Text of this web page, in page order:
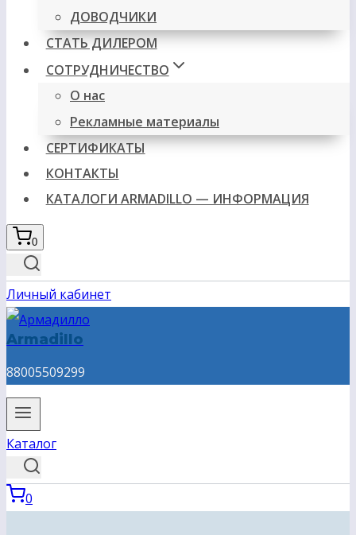
ДОВОДЧИКИ
СТАТЬ ДИЛЕРОМ
СОТРУДНИЧЕСТВО
О нас
Рекламные материалы
СЕРТИФИКАТЫ
КОНТАКТЫ
КАТАЛОГИ ARMADILLO — ИНФОРМАЦИЯ
0
Личный кабинет
Armadillo
88005509299
Каталог
0